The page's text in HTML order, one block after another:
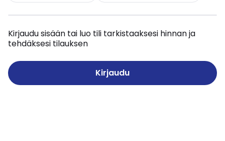
Kirjaudu sisään tai luo tili tarkistaaksesi hinnan ja
tehdäksesi tilauksen
Kirjaudu